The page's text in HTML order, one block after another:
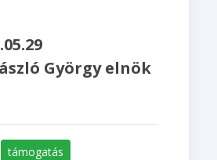
György elnök
támogatás